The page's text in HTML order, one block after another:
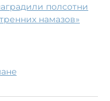
полсотни
намазов»